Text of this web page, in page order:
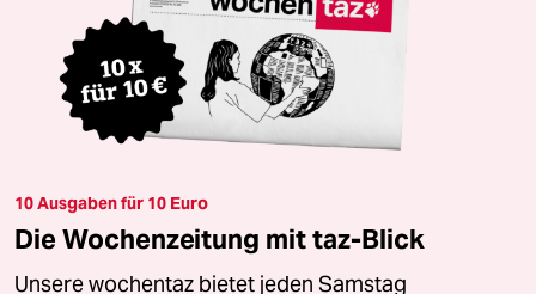
10 Ausgaben für 10 Euro
Die Wochenzeitung mit taz-Blick
Unsere wochentaz bietet jeden Samstag